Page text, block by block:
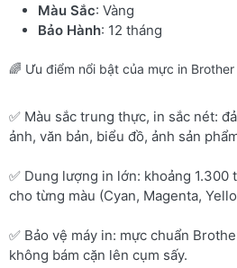
Màu Sắc: Vàng
Bảo Hành: 12 tháng
🌈 Ưu điểm nổi bật của mực in
✅ Màu sắc trung thực, in sắc nét:
ảnh, văn bản, biểu đồ, ảnh sản
✅ Dung lượng in lớn: khoảng 1.300
cho từng màu (Cyan, Magenta,
✅ Bảo vệ máy in: mực chuẩn
không bám cặn lên cụm sấy.